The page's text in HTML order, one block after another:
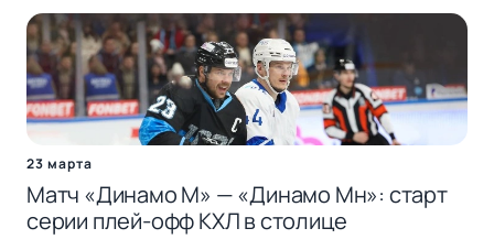
23 марта
Матч «Динамо М» — «Динамо Мн»: старт
серии плей-офф КХЛ в столице